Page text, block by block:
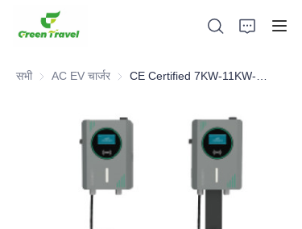
सभी AC EV चार्जर AC EV चार्जर